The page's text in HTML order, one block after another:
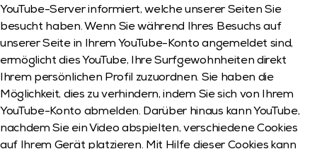
YouTube-Server informiert, welche unserer Seiten Sie
besucht haben. Wenn Sie während Ihres Besuchs auf
unserer Seite in Ihrem YouTube-Konto angemeldet sind,
ermöglicht dies YouTube, Ihre Surfgewohnheiten direkt
Ihrem persönlichen Profil zuzuordnen. Sie haben die
Möglichkeit, dies zu verhindern, indem Sie sich von Ihrem
YouTube-Konto abmelden. Darüber hinaus kann YouTube,
nachdem Sie ein Video abspielten, verschiedene Cookies
auf Ihrem Gerät platzieren. Mit Hilfe dieser Cookies kann